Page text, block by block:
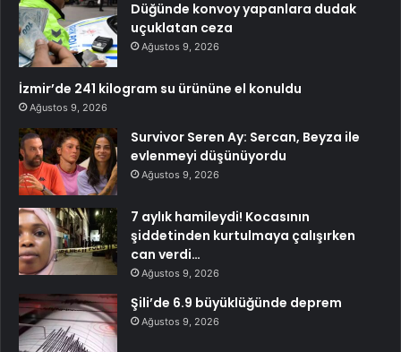
Düğünde konvoy yapanlara dudak
uçuklatan ceza
Ağustos 9, 2026
İzmir’de 241 kilogram su ürününe el konuldu
Ağustos 9, 2026
Survivor Seren Ay: Sercan, Beyza ile
evlenmeyi düşünüyordu
Ağustos 9, 2026
7 aylık hamileydi! Kocasının
şiddetinden kurtulmaya çalışırken
can verdi…
Ağustos 9, 2026
Şili’de 6.9 büyüklüğünde deprem
Ağustos 9, 2026